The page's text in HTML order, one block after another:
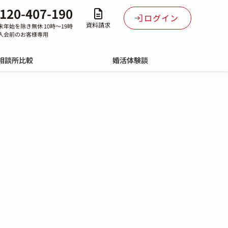
407-190
年始を除き無休 10時～19時
会前のお客様専用
資料請求
ログイン
談所比較 婚活体験談